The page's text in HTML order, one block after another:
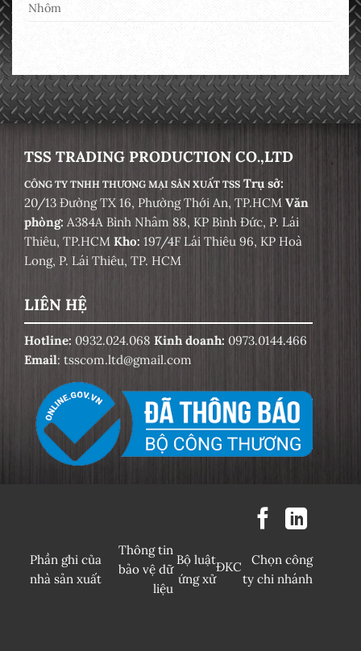
Nhôm
TSS TRADING PRODUCTION CO.,LTD
CÔNG TY TNHH THƯƠNG MẠI SẢN XUẤT TSS Trụ sở:
20/13 Đường TX 16, Phường Thới An, TP.HCM Văn
phòng: A384A Bình Nhâm 88, KP Bình Đức, P. Lái
Thiêu, TP.HCM Kho: 197/4F Lái Thiêu 96, KP Hoà
Long, P. Lái Thiêu, TP. HCM
LIÊN HỆ
Hotline: 0932.024.068 Kinh doanh: 0973.0144.466
Email: tsscom.ltd@gmail.com
Phần ghi của
nhà sản xuất
Thông tin
bảo vệ dữ
liệu
Bộ luật
ứng xử
ĐKC
Chọn công
ty chi nhánh